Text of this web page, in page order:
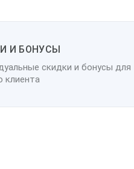
И БОНУСЫ
скидки и бонусы для
клиента